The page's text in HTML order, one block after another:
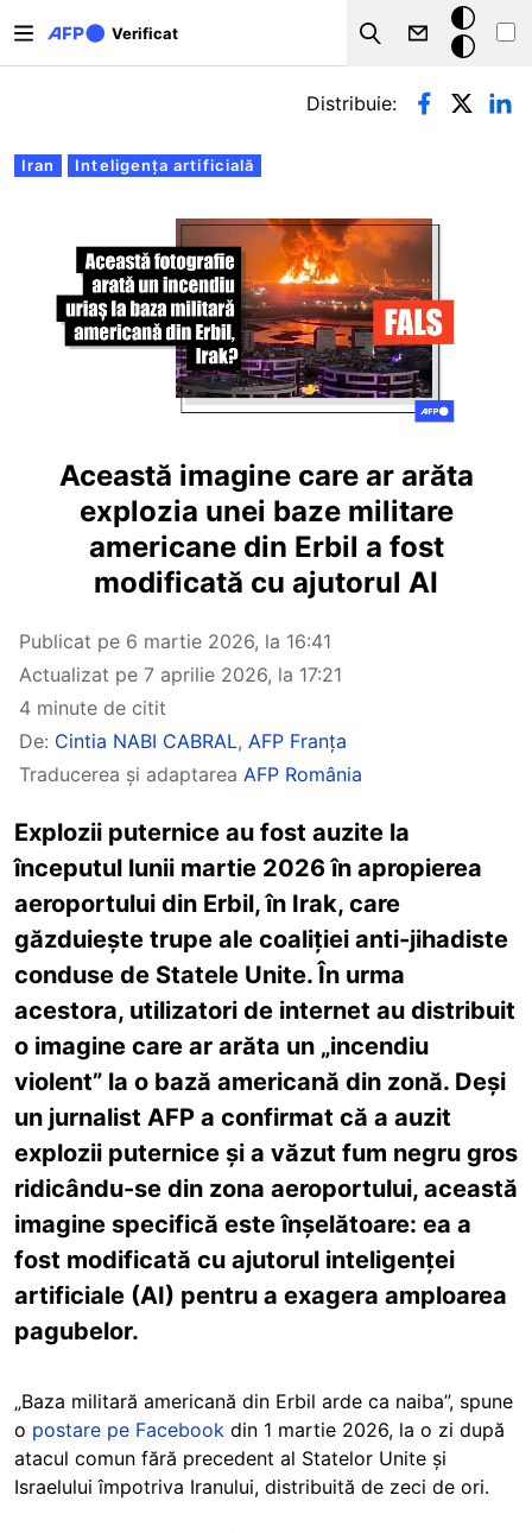
Verificat
Search
Modul
întunecat
Filele principale
Iran Inteligența artificială
Distribuie:
Această imagine care ar arăta
explozia unei baze militare
americane din Erbil a fost
modificată cu ajutorul AI
Publicat pe 6 martie 2026, la 16:41
Actualizat pe 7 aprilie 2026, la 17:21
4 minute de citit
De: Cintia NABI CABRAL, AFP Franța
Traducerea și adaptarea AFP România
Explozii puternice au fost auzite la
începutul lunii martie 2026 în apropierea
aeroportului din Erbil, în Irak, care
găzduiește trupe ale coaliției anti-jihadiste
conduse de Statele Unite. În urma
acestora, utilizatori de internet au distribuit
o imagine care ar arăta un „incendiu
violent” la o bază americană din zonă. Deși
un jurnalist AFP a confirmat că a auzit
explozii puternice și a văzut fum negru gros
ridicându-se din zona aeroportului, această
imagine specifică este înșelătoare: ea a
fost modificată cu ajutorul inteligenței
artificiale (AI) pentru a exagera amploarea
pagubelor.
„Baza militară americană din Erbil arde ca naiba”, spune
o postare pe Facebook din 1 martie 2026, la o zi după
atacul comun fără precedent al Statelor Unite și
Israelului împotriva Iranului, distribuită de zeci de ori.